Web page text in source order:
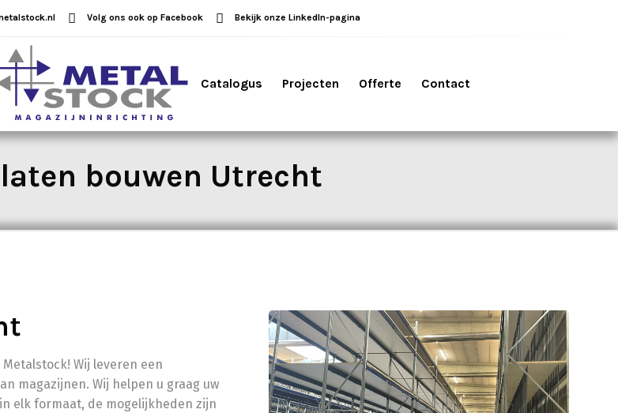
Volg ons ook op Facebook Bekijk onze LinkedIn-pagina
Catalogus Projecten Offerte Contact
bouwen Utrecht
Wij leveren een
magazijnen. Wij helpen u graag uw
elk formaat, de mogelijkheden zijn